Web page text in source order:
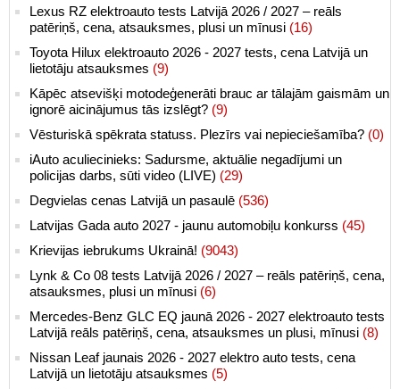
Lexus RZ elektroauto tests Latvijā 2026 / 2027 – reāls
patēriņš, cena, atsauksmes, plusi un mīnusi (16)
Toyota Hilux elektroauto 2026 - 2027 tests, cena Latvijā un
lietotāju atsauksmes (9)
Kāpēc atsevišķi motodeģenerāti brauc ar tālajām gaismām un
ignorē aicinājumus tās izslēgt? (9)
Vēsturiskā spēkrata statuss. Plezīrs vai nepieciešamība? (0)
iAuto aculiecinieks: Sadursme, aktuālie negadījumi un
policijas darbs, sūti video (LIVE) (29)
Degvielas cenas Latvijā un pasaulē (536)
Latvijas Gada auto 2027 - jaunu automobiļu konkurss (45)
Krievijas iebrukums Ukrainā! (9043)
Lynk & Co 08 tests Latvijā 2026 / 2027 – reāls patēriņš, cena,
atsauksmes, plusi un mīnusi (6)
Mercedes-Benz GLC EQ jaunā 2026 - 2027 elektroauto tests
Latvijā reāls patēriņš, cena, atsauksmes un plusi, mīnusi (8)
Nissan Leaf jaunais 2026 - 2027 elektro auto tests, cena
Latvijā un lietotāju atsauksmes (5)